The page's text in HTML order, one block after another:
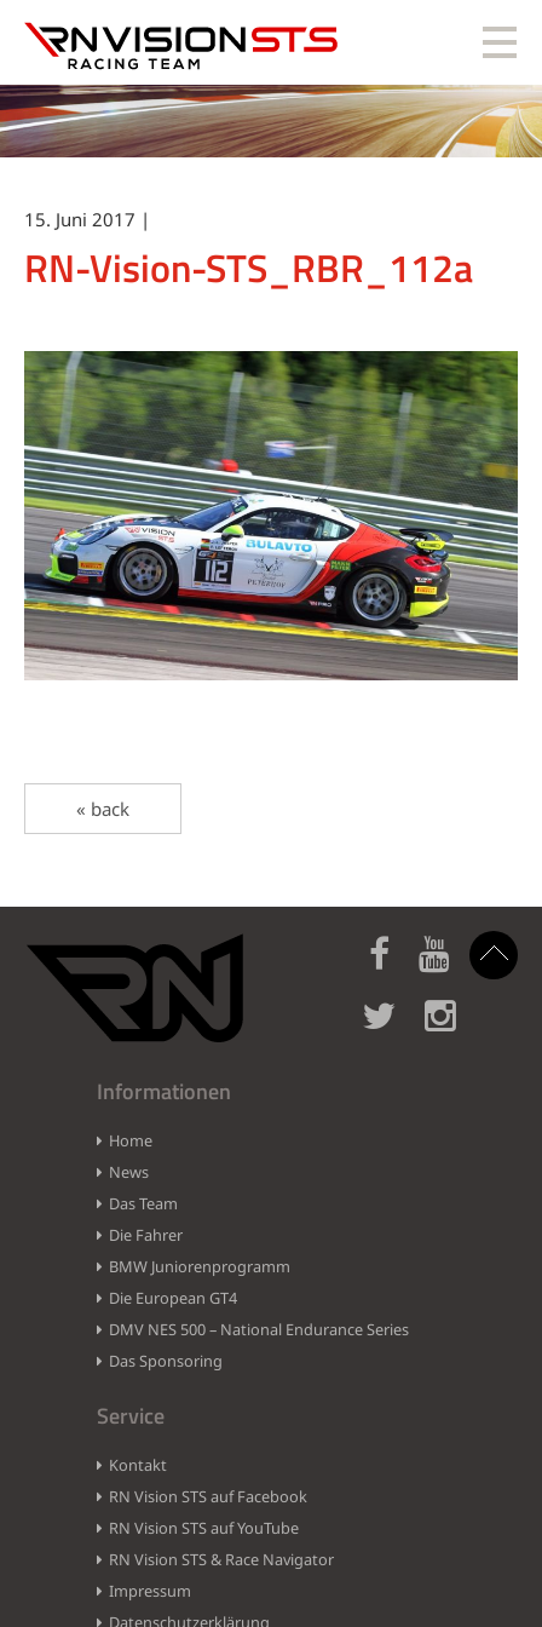
RN Vision STS
15. Juni 2017 |
RN-Vision-STS_RBR_112a
« back
Informationen
Home
News
Das Team
Die Fahrer
BMW Juniorenprogramm
Die European GT4
DMV NES 500 – National Endurance Series
Das Sponsoring
Service
Kontakt
RN Vision STS auf Facebook
RN Vision STS auf YouTube
RN Vision STS & Race Navigator
Impressum
Datenschutzerklärung